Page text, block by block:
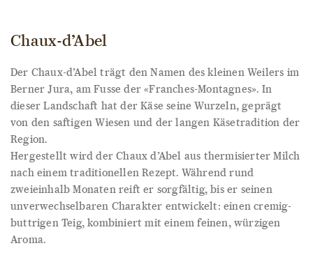
Chaux-d’Abel
Der Chaux-d’Abel trägt den Namen des kleinen Weilers im
Berner Jura, am Fusse der «Franches-Montagnes». In
dieser Landschaft hat der Käse seine Wurzeln, geprägt
von den saftigen Wiesen und der langen Käsetradition der
Region.
Hergestellt wird der Chaux d’Abel aus thermisierter Milch
nach einem traditionellen Rezept. Während rund
zweieinhalb Monaten reift er sorgfältig, bis er seinen
unverwechselbaren Charakter entwickelt: einen cremig-
buttrigen Teig, kombiniert mit einem feinen, würzigen
Aroma.